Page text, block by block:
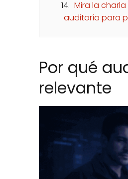
Mira la
auditoría para
Por qué
relevante